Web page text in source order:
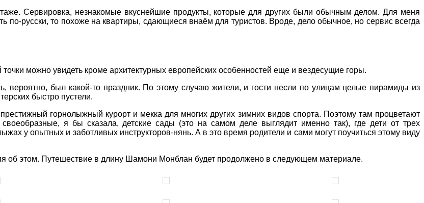
Сервировка, незнакомые вкуснейшие продукты, которые для других были обычным делом. Для меня
русски, то похоже на квартиры, сдающиеся внаём для туристов. Вроде, дело обычное, но сервис всегда
можно увидеть кроме архитектурных европейских особенностей еще и вездесущие горы.
был какой-то праздник. По этому случаю жители, и гости несли по улицам целые пирамиды из
быстро пустели.
горнолыжный курорт и мекка для многих других зимних видов спорта. Поэтому там процветают
я бы сказала, детские сады (это на самом деле выглядит именно так), где дети от трех
у опытных и заботливых инструкторов-нянь. А в это время родители и сами могут поучиться этому виду
об этом. Путешествие в длину Шамони Монблан будет продолжено в следующем материале.